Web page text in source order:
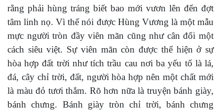
rằng phải hùng tráng biết bao mới vươn lên đến đợt
tâm linh nọ. Vì thế nói được Hùng Vương là một mẫu
mực người tròn đầy viên mãn cũng như cân đối một
cách siêu việt. Sự viên mãn còn được thể hiện ở sự
hòa hợp đất trời như tích trầu cau nơi ba yếu tố là lá,
đá, cây chỉ trời, đất, người hòa hợp nên một chất mới
là màu đỏ tươi thắm. Rõ hơn nữa là truyện bánh giày,
bánh chưng. Bánh giày tròn chỉ trời, bánh chưng